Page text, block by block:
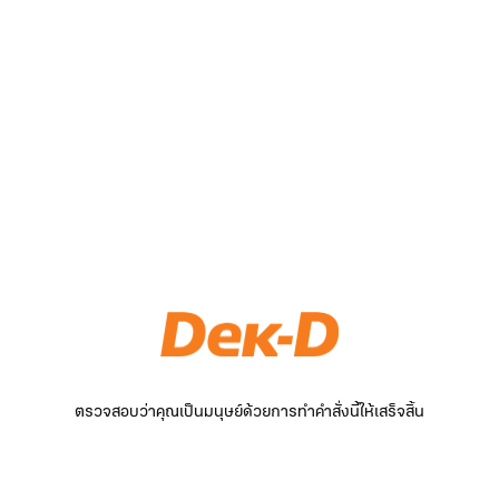
ตรวจสอบว่าคุณเป็นมนุษย์ด้วยการทำคำสั่งนี้ให้เสร็จสิ้น